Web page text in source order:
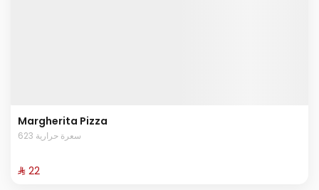
Margherita Pizza
623 سعرة حرارية
⁨⁦‪‬ 22⁩